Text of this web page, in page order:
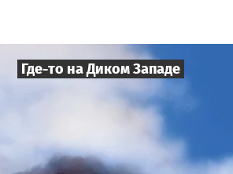
Где-то на Диком Западе